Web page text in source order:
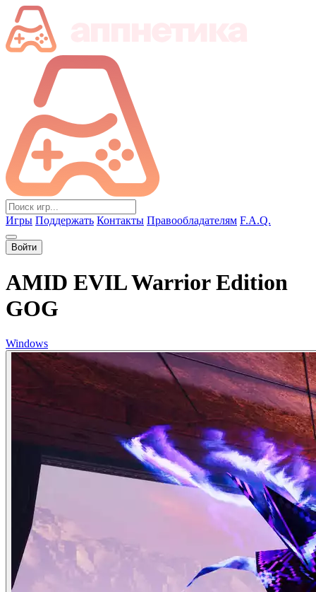
Игры Поддержать Контакты Правообладателям F.A.Q.
Войти
AMID EVIL Warrior Edition
GOG
Windows